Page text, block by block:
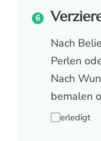
Nach
Perlen
Nach
bemalen
erledigt